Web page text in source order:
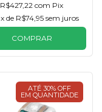
R$427,22com Pix
x de R$74,95 sem juros
COMPRAR
ATÉ 30% OFF
EM QUANTIDADE